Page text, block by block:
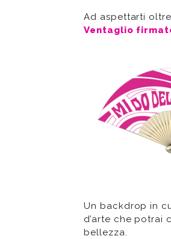
Ad aspettarti
Ventaglio
Un backdrop in
d’arte che potrai
bellezza.